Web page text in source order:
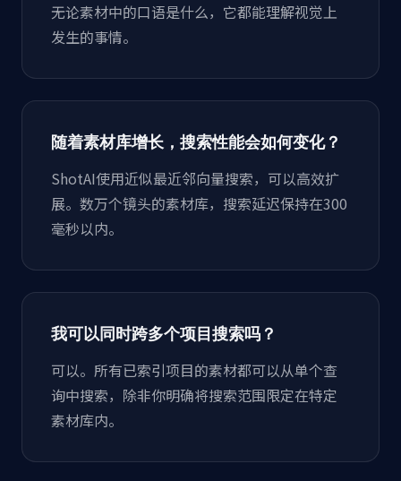
无论素材中的口语是什么，它都能理解视觉上
发生的事情。
随着素材库增长，搜索性能会如何变化？
ShotAI使用近似最近邻向量搜索，可以高效扩
展。数万个镜头的素材库，搜索延迟保持在300
毫秒以内。
我可以同时跨多个项目搜索吗？
可以。所有已索引项目的素材都可以从单个查
询中搜索，除非你明确将搜索范围限定在特定
素材库内。